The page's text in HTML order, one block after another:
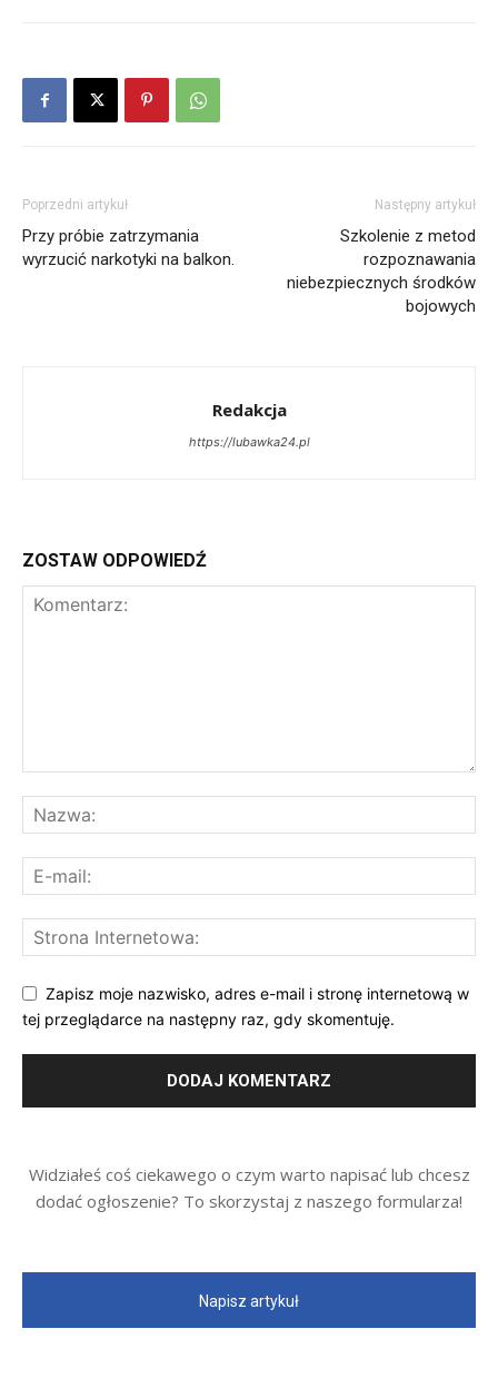
Poprzedni artykuł
Przy próbie zatrzymania
wyrzucić narkotyki na balkon.
Następny artykuł
Szkolenie z metod
rozpoznawania
niebezpiecznych środków
bojowych
Redakcja
https://lubawka24.pl
ZOSTAW ODPOWIEDŹ
Zapisz moje nazwisko, adres e-mail i stronę internetową w
tej przeglądarce na następny raz, gdy skomentuję.
Widziałeś coś ciekawego o czym warto napisać lub chcesz
dodać ogłoszenie? To skorzystaj z naszego formularza!
Napisz artykuł